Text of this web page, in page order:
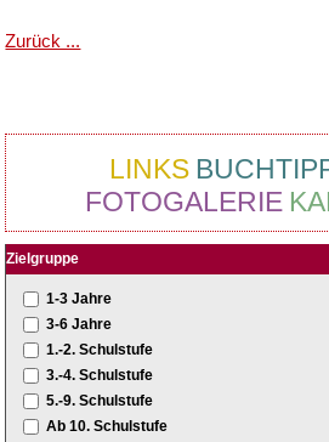
Zurück ...
LINKS
FOTOGALERIE
Zielgruppe
1-3 Jahre
3-6 Jahre
1.-2. Schulstufe
3.-4. Schulstufe
5.-9. Schulstufe
Ab 10. Schulstufe